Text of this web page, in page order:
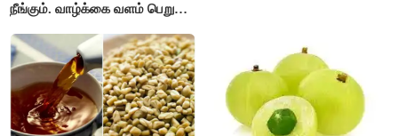
நீங்கும். வாழ்க்கை வளம் பெறும்.
எடைபோடுவது நல்லது..!